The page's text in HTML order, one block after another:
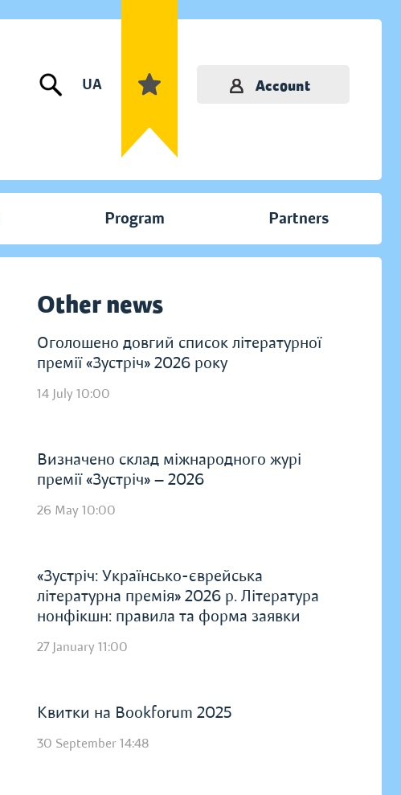
UA Account
Program Partners
Other news
Оголошено довгий список літературної
премії «Зустріч» 2026 року
14 July 10:00
Визначено склад міжнародного журі
премії «Зустріч» — 2026
26 May 10:00
«Зустріч: Українсько-єврейська
літературна премія» 2026 р. Література
нонфікшн: правила та форма заявки
27 January 11:00
Квитки на Bookforum 2025
30 September 14:48